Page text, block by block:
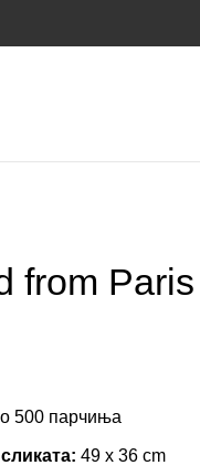
from Paris
500 парчиња
49 x 36 cm